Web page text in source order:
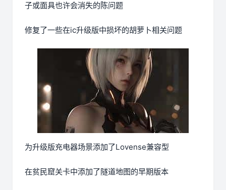
子或面具也许会消失的陈问题
修复了一些在ic升级版中损坏的胡萝卜相关问题
为升级版充电器场景添加了Lovense兼容型
在贫民窟关卡中添加了隧道地图的早期版本